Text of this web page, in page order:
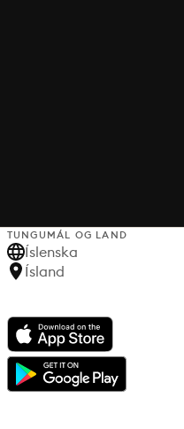
TUNGUMÁL OG LAND
Íslenska
Ísland